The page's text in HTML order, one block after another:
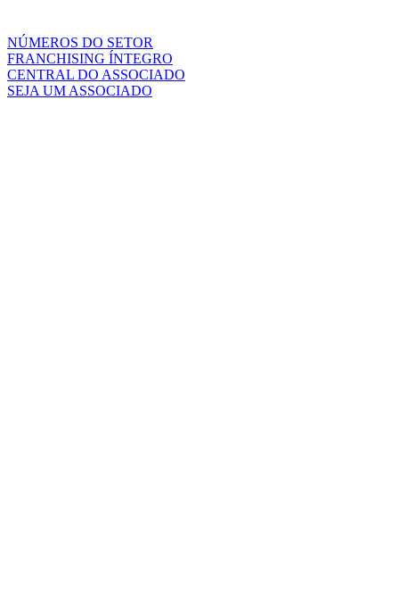
NÚMEROS DO SETOR
FRANCHISING ÍNTEGRO
CENTRAL DO ASSOCIADO
SEJA UM ASSOCIADO